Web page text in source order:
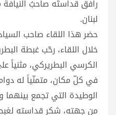
رافق قداستَه صاحبُ النيافة
لبنان.
حضر هذا اللقاء صاحب
خلال اللقاء، رحّب غبطة
الكرسي البطريركي،
في كلّ مكان، متمنّياً له
الوطيدة التي تجمع بينهما
من جهته، شكر قداسته لغبطة